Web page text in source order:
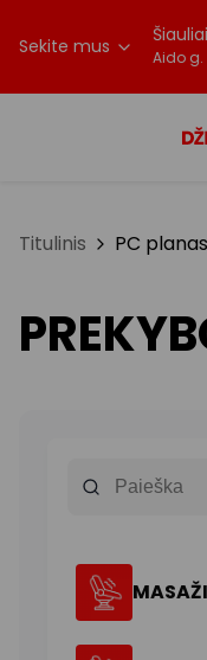
Sekite mus Šiauliai
Aido g.
Titulinis PC planas